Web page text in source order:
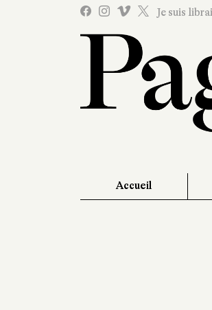
Je suis
Accueil